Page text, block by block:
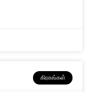
கிரகங்கள்